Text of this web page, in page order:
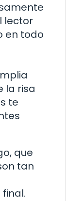
lector
en todo
la risa
te
que
tan